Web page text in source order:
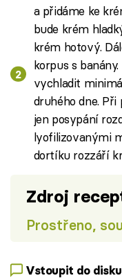
a přidáme ke
bude krém
krém hotový.
korpus s
vychladit
druhého dne.
jen posypání
lyofilizovanými
dortíku rozzáří
Zdroj
Prostřeno,
Vstoupit do